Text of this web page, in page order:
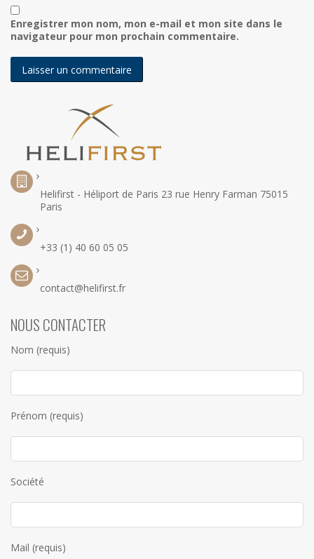
Enregistrer mon nom, mon e-mail et mon site dans le
navigateur pour mon prochain commentaire.
Helifirst - Héliport de Paris 23 rue Henry Farman 75015
Paris
+33 (1) 40 60 05 05
contact@helifirst.fr
NOUS CONTACTER
Nom (requis)
Prénom (requis)
Société
Mail (requis)